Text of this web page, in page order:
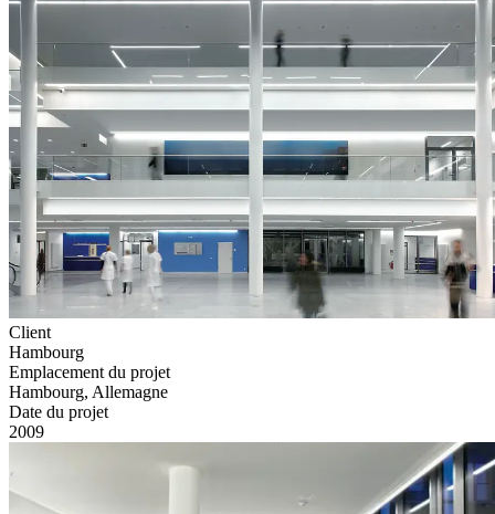
Client
Hambourg
Emplacement du projet
Hambourg, Allemagne
Date du projet
2009